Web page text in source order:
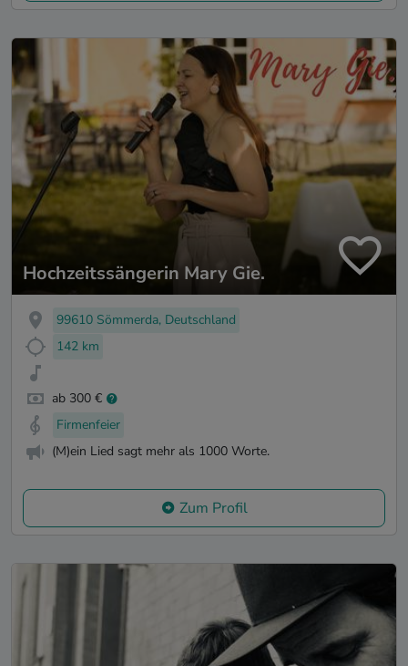
Hochzeitssängerin Mary Gie.
99610 Sömmerda, Deutschland
142 km
ab 300 €
Firmenfeier
(M)ein Lied sagt mehr als 1000 Worte.
Zum Profil